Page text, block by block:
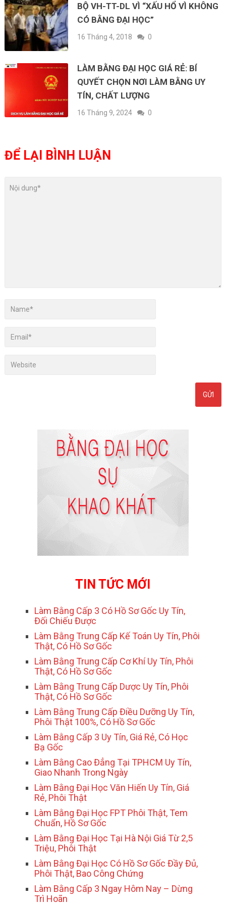
BỘ VH-TT-DL VÌ “XẤU HỔ VÌ KHÔNG
CÓ BẰNG ĐẠI HỌC”
16 Tháng 4, 2018 0
LÀM BẰNG ĐẠI HỌC GIÁ RẺ: BÍ
QUYẾT CHỌN NƠI LÀM BẰNG UY
TÍN, CHẤT LƯỢNG
16 Tháng 9, 2024 0
ĐỂ LẠI BÌNH LUẬN
TIN TỨC MỚI
Làm Bằng Cấp 3 Có Hồ Sơ Gốc Uy Tín,
Đối Chiếu Được
Làm Bằng Trung Cấp Kế Toán Uy Tín, Phôi
Thật, Có Hồ Sơ Gốc
Làm Bằng Trung Cấp Cơ Khí Uy Tín, Phôi
Thật, Có Hồ Sơ Gốc
Làm Bằng Trung Cấp Dược Uy Tín, Phôi
Thật, Có Hồ Sơ Gốc
Làm Bằng Trung Cấp Điều Dưỡng Uy Tín,
Phôi Thật 100%, Có Hồ Sơ Gốc
Làm Bằng Cấp 3 Uy Tín, Giá Rẻ, Có Học
Bạ Gốc
Làm Bằng Cao Đẳng Tại TPHCM Uy Tín,
Giao Nhanh Trong Ngày
Làm Bằng Đại Học Văn Hiến Uy Tín, Giá
Rẻ, Phôi Thật
Làm Bằng Đại Học FPT Phôi Thật, Tem
Chuẩn, Hồ Sơ Gốc
Làm Bằng Đại Học Tại Hà Nội Giá Từ 2,5
Triệu, Phôi Thật
Làm Bằng Đại Học Có Hồ Sơ Gốc Đầy Đủ,
Phôi Thật, Bao Công Chứng
Làm Bằng Cấp 3 Ngay Hôm Nay – Dừng
Trì Hoãn